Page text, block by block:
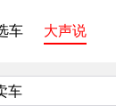
车 大声说
车